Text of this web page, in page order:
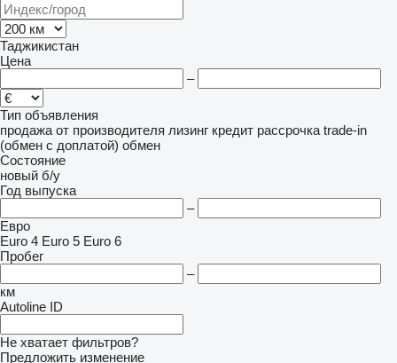
Таджикистан
Цена
–
Тип объявления
продажа от производителя лизинг кредит рассрочка trade-in
(обмен с доплатой) обмен
Состояние
новый б/у
Год выпуска
–
Евро
Euro 4 Euro 5 Euro 6
Пробег
–
км
Autoline ID
Не хватает фильтров?
Предложить изменение